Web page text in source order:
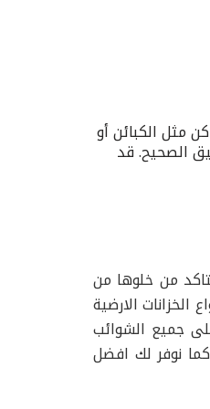
مثل الكبائن أو
الصحيح. قد
من خلوها من
الارضية
جميع الشوائب
نوفر لك افضل